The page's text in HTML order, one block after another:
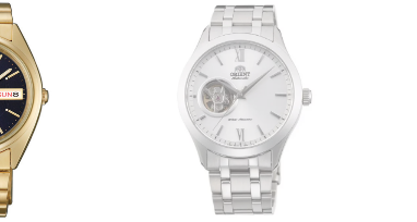
НЕТ В НАЛИЧИИ